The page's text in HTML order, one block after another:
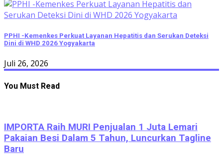
PPHI -Kemenkes Perkuat Layanan Hepatitis dan Serukan Deteksi
Dini di WHD 2026 Yogyakarta
Juli 26, 2026
You Must Read
IMPORTA Raih MURI Penjualan 1 Juta Lemari
Pakaian Besi Dalam 5 Tahun, Luncurkan Tagline
Baru